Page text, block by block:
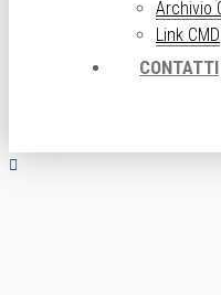
Archivio
Link CMD
CONTATTI